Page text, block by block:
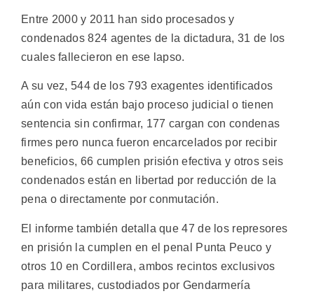
Entre 2000 y 2011 han sido procesados y
condenados 824 agentes de la dictadura, 31 de los
cuales fallecieron en ese lapso.
A su vez, 544 de los 793 exagentes identificados
aún con vida están bajo proceso judicial o tienen
sentencia sin confirmar, 177 cargan con condenas
firmes pero nunca fueron encarcelados por recibir
beneficios, 66 cumplen prisión efectiva y otros seis
condenados están en libertad por reducción de la
pena o directamente por conmutación.
El informe también detalla que 47 de los represores
en prisión la cumplen en el penal Punta Peuco y
otros 10 en Cordillera, ambos recintos exclusivos
para militares, custodiados por Gendarmería